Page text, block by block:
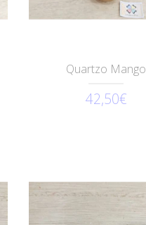
Quartzo Mango
42,50€